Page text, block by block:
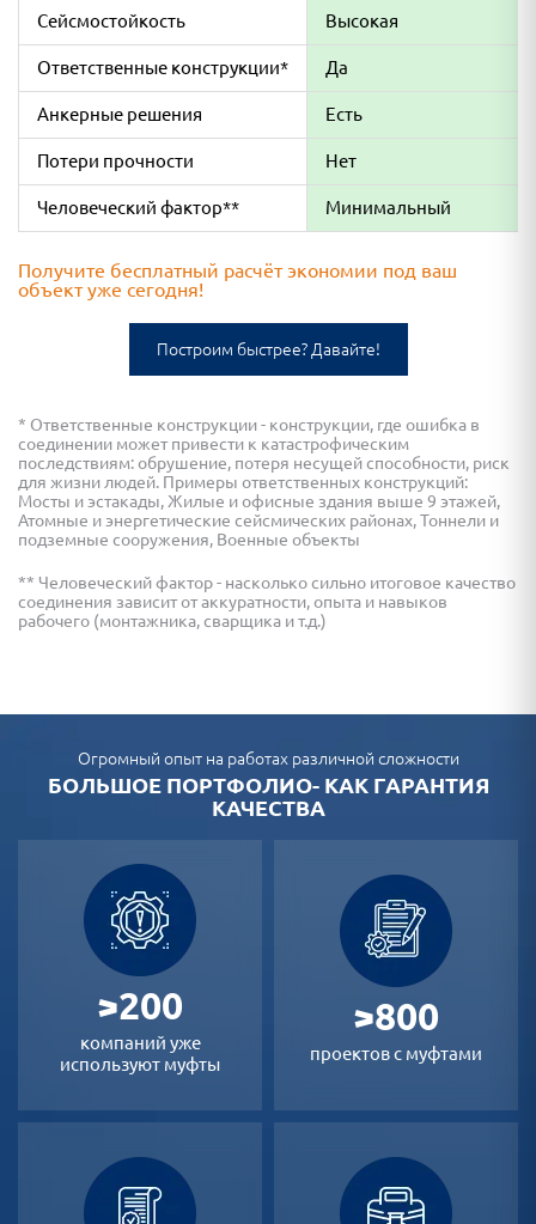
Сейсмостойкость Высокая
Ответственные конструкции* Да
Анкерные решения Есть
Потери прочности Нет
Человеческий фактор** Минимальный
Получите бесплатный расчёт экономии под ваш
объект уже сегодня!
Построим быстрее? Давайте!
* Ответственные конструкции - конструкции, где ошибка в
соединении может привести к катастрофическим
последствиям: обрушение, потеря несущей способности, риск
для жизни людей. Примеры ответственных конструкций:
Мосты и эстакады, Жилые и офисные здания выше 9 этажей,
Атомные и энергетические сейсмических районах, Тоннели и
подземные сооружения, Военные объекты
** Человеческий фактор - насколько сильно итоговое качество
соединения зависит от аккуратности, опыта и навыков
рабочего (монтажника, сварщика и т.д.)
Огромный опыт на работах различной сложности
БОЛЬШОЕ ПОРТФОЛИО- КАК ГАРАНТИЯ
КАЧЕСТВА
>200
компаний уже
используют муфты
>800
проектов с муфтами